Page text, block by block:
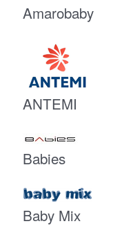
Amarobaby
ANTEMI
Babies
Baby Mix